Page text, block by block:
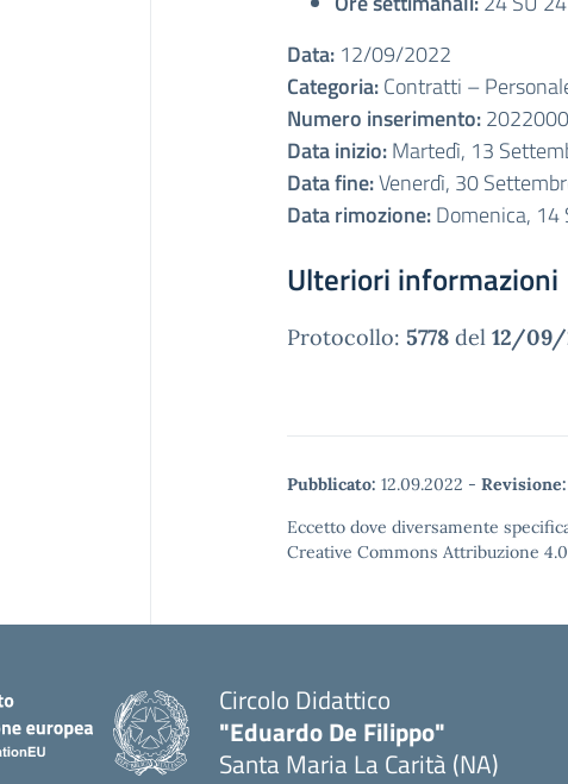
Data: 12/09/2022
Categoria:Contratti –
Numero inserimento:
Data inizio:Martedì, 13
Data fine:Venerdì, 30
Data rimozione:Domenica,
Ulteriori informazioni
Protocollo: 5778 del 12/09/
Pubblicato: 12.09.2022 - Revisione:
Eccetto dove diversamente
Creative Commons Attribuzione
Circolo Didattico
"Eduardo De Filippo"
Santa Maria La Carità (NA)